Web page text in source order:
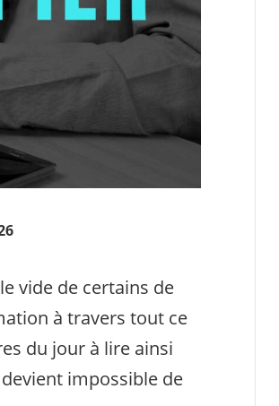
vide de certains de
à travers tout ce
du jour à lire ainsi
impossible de